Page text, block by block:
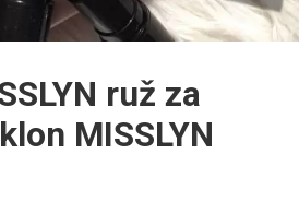
ruž za
MISSLYN